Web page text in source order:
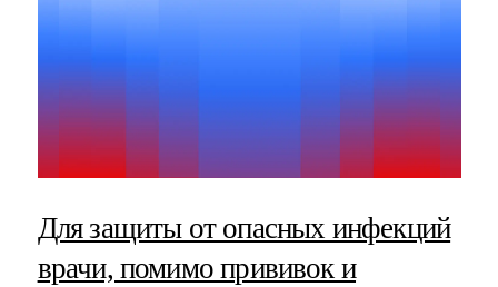
Для защиты от опасных инфекций
врачи, помимо прививок и